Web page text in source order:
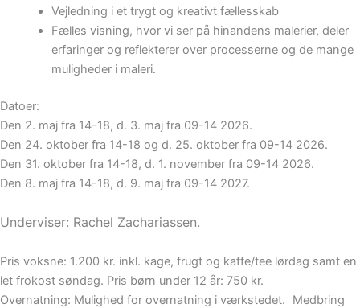
Vejledning i et trygt og kreativt fællesskab
Fælles visning, hvor vi ser på hinandens malerier, deler
erfaringer og reflekterer over processerne og de mange
muligheder i maleri.
Datoer:
Den 2. maj fra 14-18, d. 3. maj fra 09-14 2026.
Den 24. oktober fra 14-18 og d. 25. oktober fra 09-14 2026.
Den 31. oktober fra 14-18, d. 1. november fra 09-14 2026.
Den 8. maj fra 14-18, d. 9. maj fra 09-14 2027.
Underviser: Rachel Zachariassen.
Pris voksne: 1.200 kr. inkl. kage, frugt og kaffe/tee lørdag samt en
let frokost søndag. Pris børn under 12 år: 750 kr.
Overnatning: Mulighed for overnatning i værkstedet. Medbring